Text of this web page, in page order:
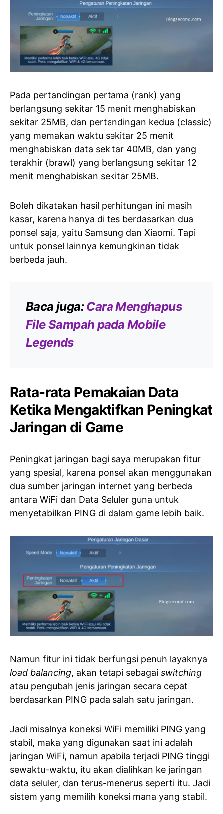
Pada pertandingan pertama (rank) yang
berlangsung sekitar 15 menit menghabiskan
sekitar 25MB, dan pertandingan kedua (classic)
yang memakan waktu sekitar 25 menit
menghabiskan data sekitar 40MB, dan yang
terakhir (brawl) yang berlangsung sekitar 12
menit menghabiskan sekitar 25MB.
Boleh dikatakan hasil perhitungan ini masih
kasar, karena hanya di tes berdasarkan dua
ponsel saja, yaitu Samsung dan Xiaomi. Tapi
untuk ponsel lainnya kemungkinan tidak
berbeda jauh.
Baca juga:Cara Menghapus
File Sampah pada Mobile
Legends
Rata-rata Pemakaian Data
Ketika Mengaktifkan Peningkat
Jaringan di Game
Peningkat jaringan bagi saya merupakan fitur
yang spesial, karena ponsel akan menggunakan
dua sumber jaringan internet yang berbeda
antara WiFi dan Data Seluler guna untuk
menyetabilkan PING di dalam game lebih baik.
Namun fitur ini tidak berfungsi penuh layaknya
load balancing, akan tetapi sebagai switching
atau pengubah jenis jaringan secara cepat
berdasarkan PING pada salah satu jaringan.
Jadi misalnya koneksi WiFi memiliki PING yang
stabil, maka yang digunakan saat ini adalah
jaringan WiFi, namun apabila terjadi PING tinggi
sewaktu-waktu, itu akan dialihkan ke jaringan
data seluler, dan terus-menerus seperti itu. Jadi
sistem yang memilih koneksi mana yang stabil.